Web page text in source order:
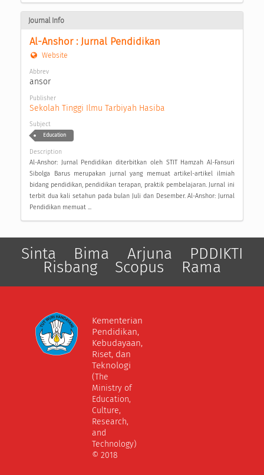
Journal Info
Al-Anshor : Jurnal Pendidikan
Website
Abbrev
ansor
Publisher
Sekolah Tinggi Ilmu Tarbiyah Hasiba
Subject
Education
Description
Al-Anshor: Jurnal Pendidikan diterbitkan oleh STIT Hamzah Al-Fansuri
Sibolga Barus merupakan jurnal yang memuat artikel-artikel ilmiah
bidang pendidikan, pendidikan terapan, praktik pembelajaran. Jurnal ini
terbit dua kali setahun pada bulan Juli dan Desember. Al-Anshor: Jurnal
Pendidikan memuat ...
Sinta Bima Arjuna PDDIKTI
Risbang Scopus Rama
Kementerian
Pendidikan,
Kebudayaan,
Riset, dan
Teknologi
(The
Ministry of
Education,
Culture,
Research,
and
Technology)
© 2018